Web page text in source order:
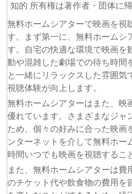
(07/08)風、薫る 第95話
(07/08)夫婦と16歳〜狂気の
(07/08)今から、親友やめよう
(07/08) 未婚詐欺 私の知らな
(07/08) ヤニねこ 第6話
(07/08)追放された転生重騎士
(06/08)一緒にごはんをたべる
(06/08)夫に不倫をお願いされ
(06/08)親愛なる夫へ〜完璧な
(06/08)落第賢者の学院無双〜
師冒険録〜 第7話
(06/08) メビウス・ダスト 第5
知的 所有権は著作者・団体に
無料ホームシアターで映画を視
す。まず第一に、無料ホームシ
す。自宅の快適な環境で映画を
動や混雑した劇場での待ち時間
と一緒にリラックスした雰囲気
視聴体験が向上します。
無料ホームシアターはまた、映
優れています。さまざまなジャ
ため、個々の好みに合った映画
ンターネットを介して無料ホ
時間いつでも映画を視聴するこ
また、無料ホームシアターは
のチケット代や飲食物の費用を